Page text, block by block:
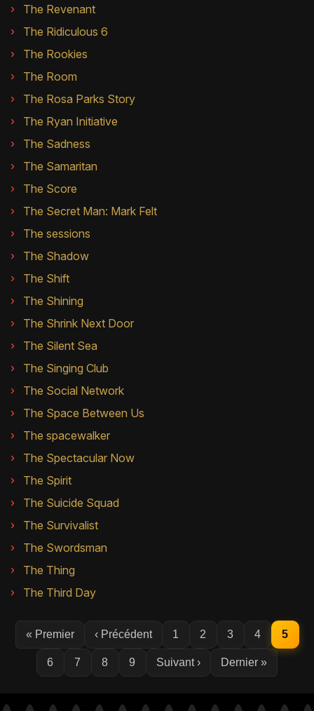
The Revenant
The Ridiculous 6
The Rookies
The Room
The Rosa Parks Story
The Ryan Initiative
The Sadness
The Samaritan
The Score
The Secret Man: Mark Felt
The sessions
The Shadow
The Shift
The Shining
The Shrink Next Door
The Silent Sea
The Singing Club
The Social Network
The Space Between Us
The spacewalker
The Spectacular Now
The Spirit
The Suicide Squad
The Survivalist
The Swordsman
The Thing
The Third Day
« Premier ‹ Précédent 1 2 3 4 5
6 7 8 9 Suivant › Dernier »